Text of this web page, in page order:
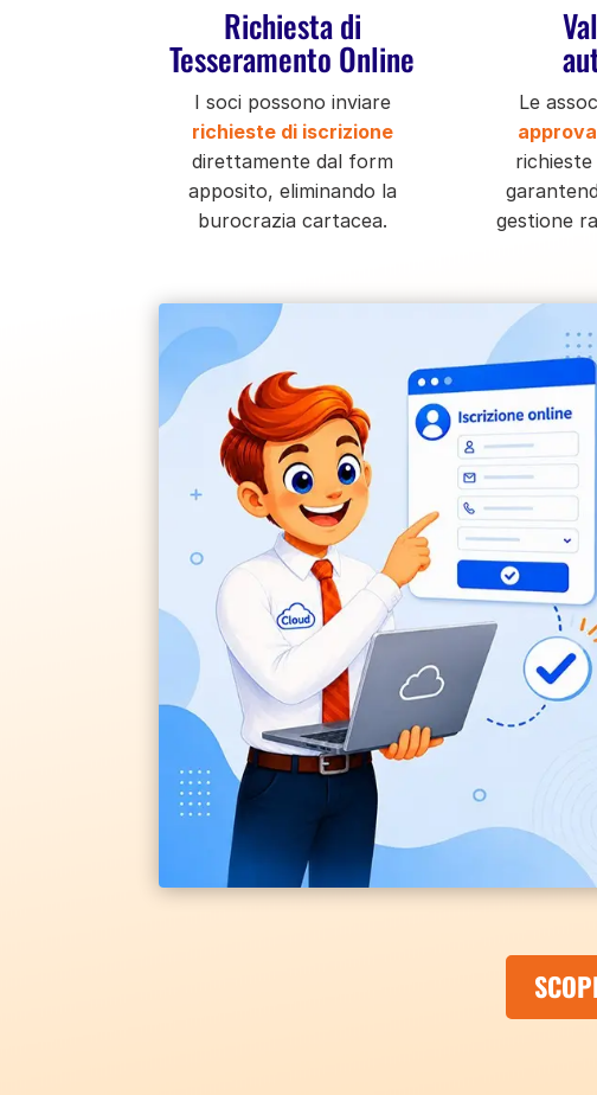
Richiesta di
Tesseramento Online
I soci possono inviare
richieste di iscrizione
direttamente dal form
apposito, eliminando la
burocrazia cartacea.
Le
gestione